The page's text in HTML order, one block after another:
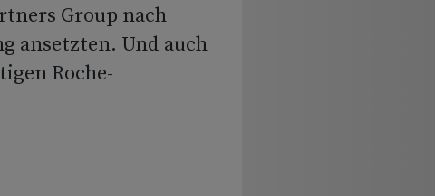
Group nach
ansetzten. Und auch
Roche-